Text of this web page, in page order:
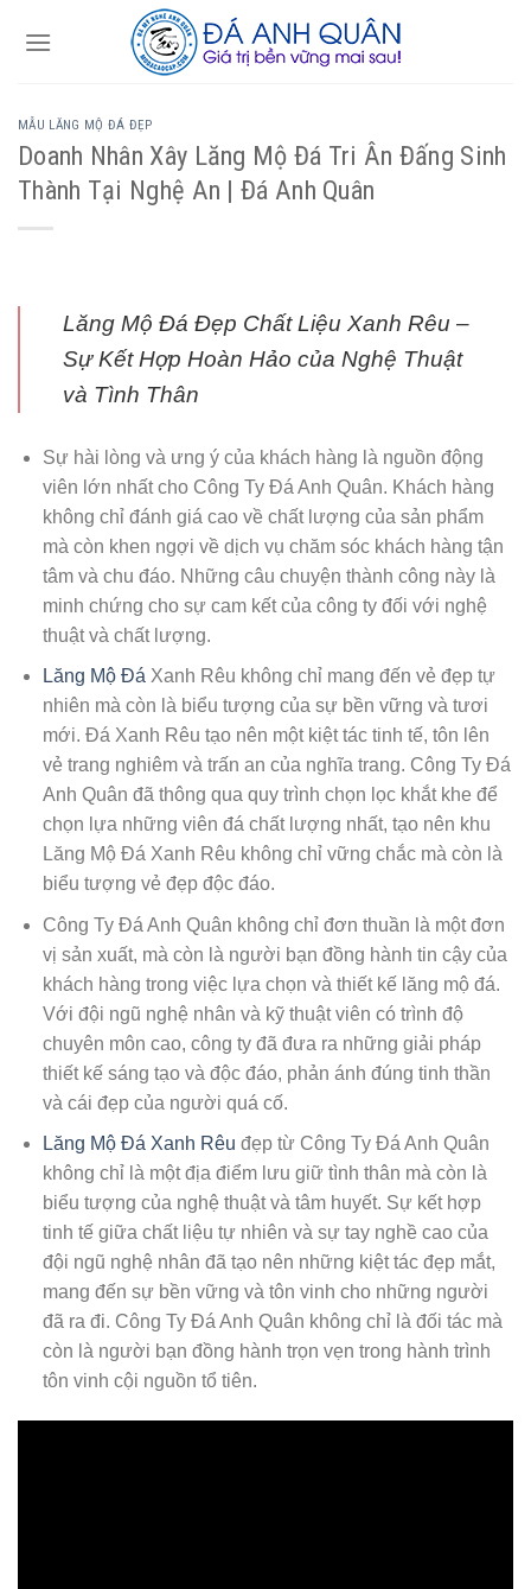
MẪU LĂNG MỘ ĐÁ ĐẸP
Doanh Nhân Xây Lăng Mộ Đá Tri Ân Đấng Sinh
Thành Tại Nghệ An | Đá Anh Quân
Lăng Mộ Đá Đẹp Chất Liệu Xanh Rêu –
Sự Kết Hợp Hoàn Hảo của Nghệ Thuật
và Tình Thân
Sự hài lòng và ưng ý của khách hàng là nguồn động
viên lớn nhất cho Công Ty Đá Anh Quân. Khách hàng
không chỉ đánh giá cao về chất lượng của sản phẩm
mà còn khen ngợi về dịch vụ chăm sóc khách hàng tận
tâm và chu đáo. Những câu chuyện thành công này là
minh chứng cho sự cam kết của công ty đối với nghệ
thuật và chất lượng.
Lăng Mộ Đá Xanh Rêu không chỉ mang đến vẻ đẹp tự
nhiên mà còn là biểu tượng của sự bền vững và tươi
mới. Đá Xanh Rêu tạo nên một kiệt tác tinh tế, tôn lên
vẻ trang nghiêm và trấn an của nghĩa trang. Công Ty Đá
Anh Quân đã thông qua quy trình chọn lọc khắt khe để
chọn lựa những viên đá chất lượng nhất, tạo nên khu
Lăng Mộ Đá Xanh Rêu không chỉ vững chắc mà còn là
biểu tượng vẻ đẹp độc đáo.
Công Ty Đá Anh Quân không chỉ đơn thuần là một đơn
vị sản xuất, mà còn là người bạn đồng hành tin cậy của
khách hàng trong việc lựa chọn và thiết kế lăng mộ đá.
Với đội ngũ nghệ nhân và kỹ thuật viên có trình độ
chuyên môn cao, công ty đã đưa ra những giải pháp
thiết kế sáng tạo và độc đáo, phản ánh đúng tinh thần
và cái đẹp của người quá cố.
Lăng Mộ Đá Xanh Rêu đẹp từ Công Ty Đá Anh Quân
không chỉ là một địa điểm lưu giữ tình thân mà còn là
biểu tượng của nghệ thuật và tâm huyết. Sự kết hợp
tinh tế giữa chất liệu tự nhiên và sự tay nghề cao của
đội ngũ nghệ nhân đã tạo nên những kiệt tác đẹp mắt,
mang đến sự bền vững và tôn vinh cho những người
đã ra đi. Công Ty Đá Anh Quân không chỉ là đối tác mà
còn là người bạn đồng hành trọn vẹn trong hành trình
tôn vinh cội nguồn tổ tiên.